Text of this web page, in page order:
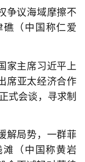
争议海域摩擦不
（中国称仁爱
家主席习近平上
席亚太经济合作
式会谈，寻求制
解局势，一群菲
（中国称黄岩